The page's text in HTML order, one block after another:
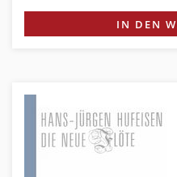
IN DEN